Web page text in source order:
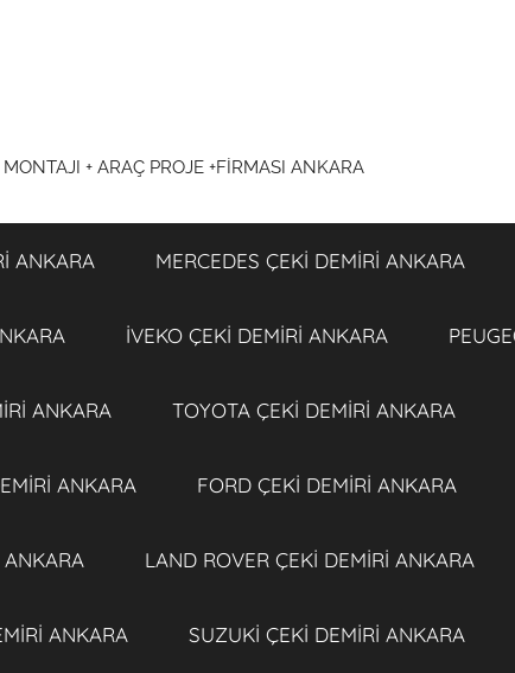
+ ARAÇ PROJE +FİRMASI ANKARA
ANKARA MERCEDES ÇEKİ DEMİRİ ANKARA
İVEKO ÇEKİ DEMİRİ ANKARA
ANKARA TOYOTA ÇEKİ DEMİRİ ANKARA
ANKARA FORD ÇEKİ DEMİRİ ANKARA
ANKARA LAND ROVER ÇEKİ DEMİRİ ANKARA
ANKARA SUZUKİ ÇEKİ DEMİRİ ANKARA